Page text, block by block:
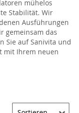
mühelos
Stabilität. Wir
Ausführungen
gemeinsam das
Sie auf Sanivita und
mit Ihrem neuen